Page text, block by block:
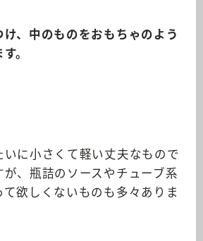
、中のものをおもちゃのよう
。
いに小さくて軽い丈夫なもので
、瓶詰のソースやチューブ系
欲しくないものも多々ありま